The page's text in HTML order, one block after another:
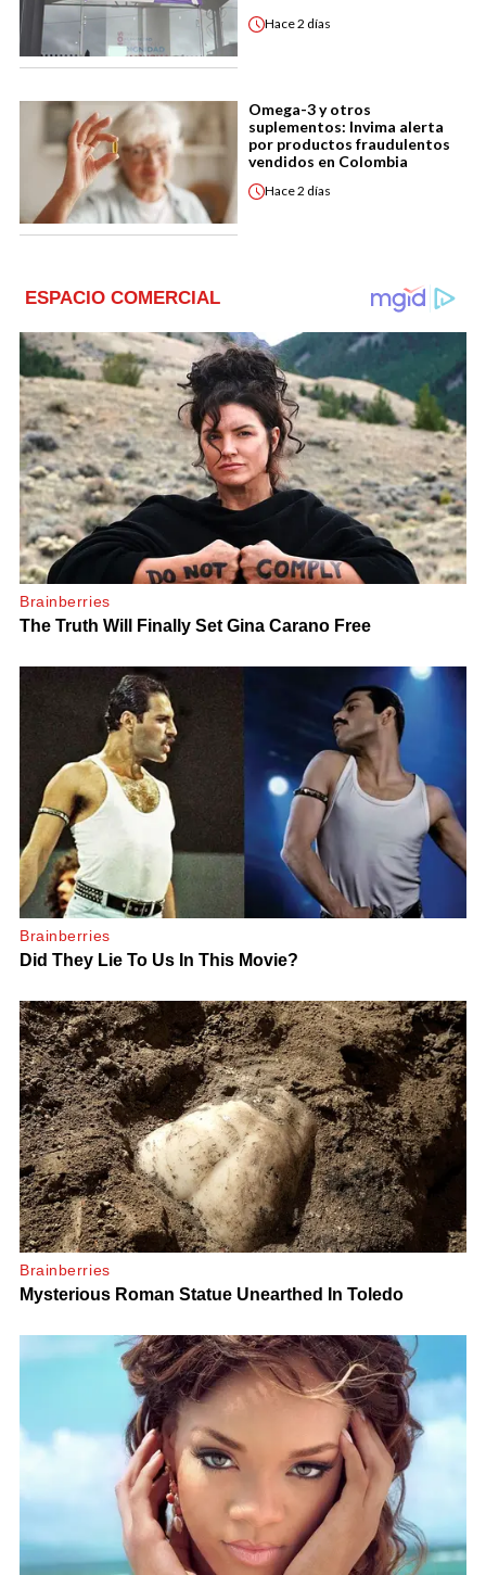
Hace2 días
Omega-3 y otros
suplementos: Invima alerta
por productos fraudulentos
vendidos en Colombia
Hace2 días